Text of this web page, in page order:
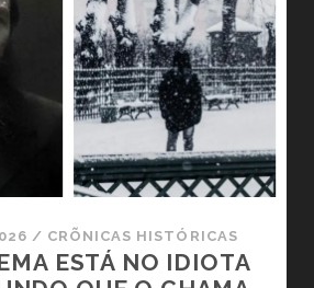
QUE
VIU
A
TEMPESTADE
CHEGANDO
/ CRÕNICAS HISTÓRICAS
ESTÁ NO IDIOTA